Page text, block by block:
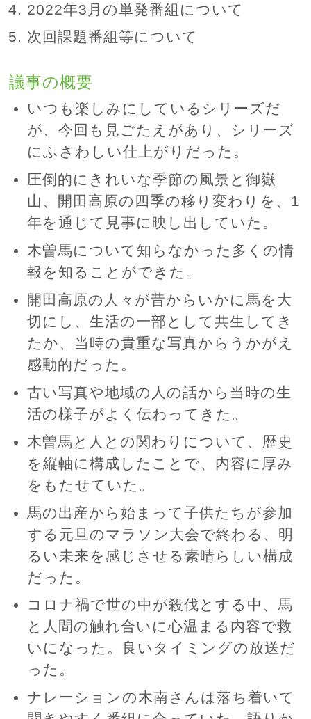
2022年3月の単発番組について
次回課題番組等について
議事の概要
いつも楽しみにしているシリーズだ
が、今回も見ごたえがあり、シリーズ
にふさわしい仕上がりだった。
圧倒的にきれいな季節の風景と御嶽
山、開田高原の四季の移り変わりを、1
年を通じて見事に映し出していた。
木曽馬について知らなかった多くの情
報を知ることができた。
開田高原の人々が昔からいかに馬を大
切にし、生活の一部として共生してき
たか、当時の貴重な写真からうかがえ
感動的だった。
古い写真や地域の人の話から当時の生
活の様子がよく伝わってきた。
木曽馬と人との関わりについて、歴史
を縦軸に構成したことで、内容に厚み
をもたせていた。
馬の出産から始まって子供たちが参加
する元旦のマラソン大会で終わる、明
るい未来を感じさせる素晴らしい構成
だった。
コロナ禍で世の中が殺伐とする中、馬
と人間の触れ合いに心温まる内容で救
いになった。良いタイミングの放送だ
った。
ナレーションの木南さんは落ち着いて